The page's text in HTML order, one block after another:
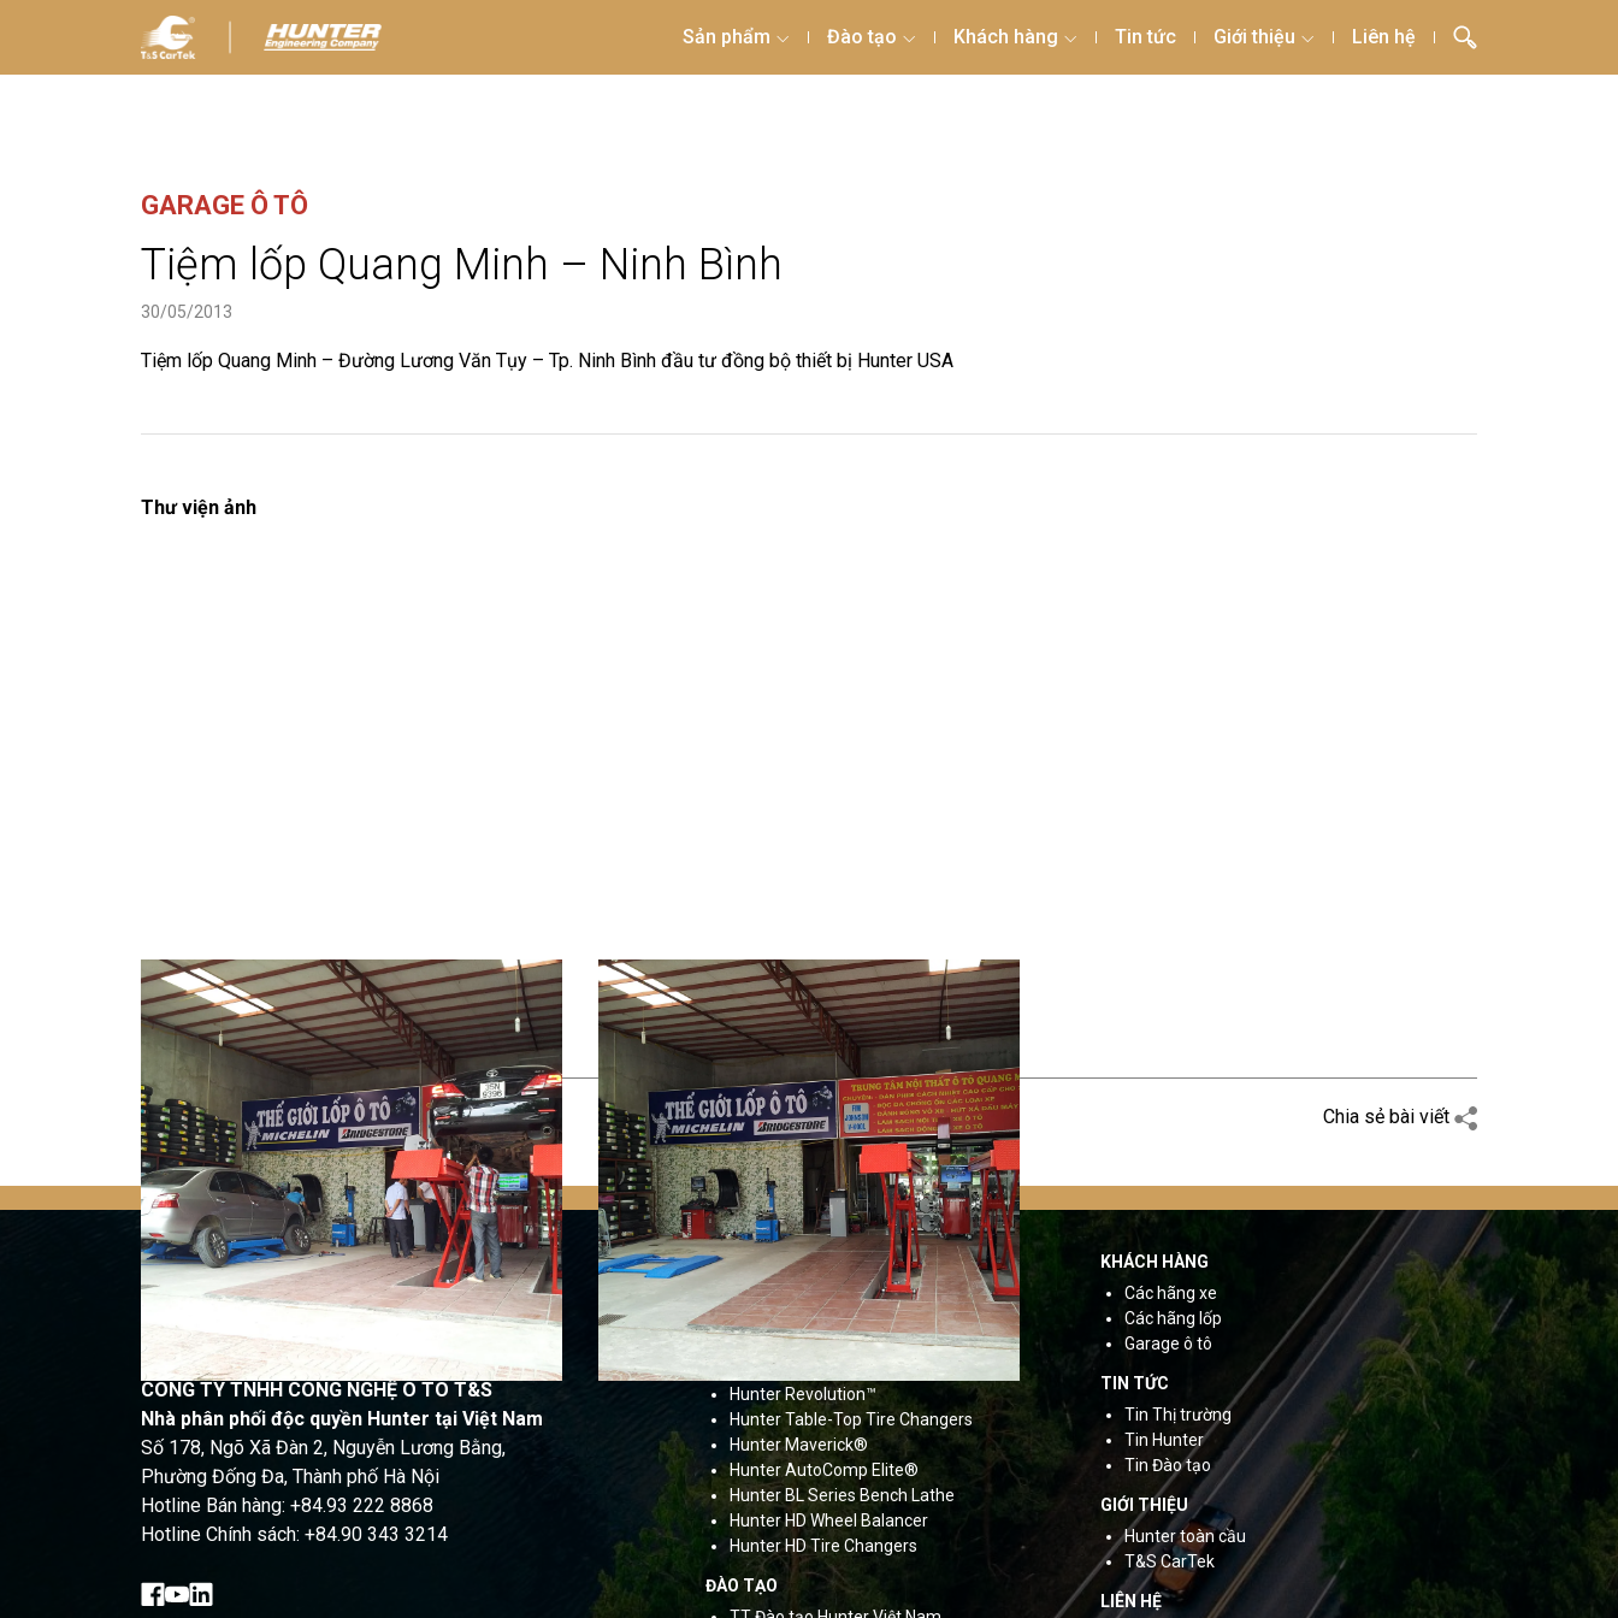
Sản phẩm Đào tạo Khách hàng Tin tức Giới thiệu Liên hệ
GARAGE Ô TÔ
Tiệm lốp Quang Minh – Ninh Bình
30/05/2013
Tiệm lốp Quang Minh – Đường Lương Văn Tụy – Tp. Ninh Bình đầu tư đồng bộ thiết bị Hunter USA
Thư viện ảnh
Quay trở lại Chia sẻ bài viết
CÔNG TY TNHH CÔNG NGHỆ Ô TÔ T&S
Nhà phân phối độc quyền Hunter tại Việt Nam
Số 178, Ngõ Xã Đàn 2, Nguyễn Lương Bằng,
Phường Đống Đa, Thành phố Hà Nội
Hotline Bán hàng: +84.93 222 8868
Hotline Chính sách: +84.90 343 3214
SẢN PHẨM
Hunter HawkEye Elite®
Hunter HawkEye® XL
Hunter Road Force®Elite
Hunter SmartWeight® HN
Hunter Revolution™
Hunter Table-Top Tire Changers
Hunter Maverick®
Hunter AutoComp Elite®
Hunter BL Series Bench Lathe
Hunter HD Wheel Balancer
Hunter HD Tire Changers
ĐÀO TẠO
KHÁCH HÀNG
Các hãng xe
Các hãng lốp
Garage ô tô
TIN TỨC
Tin Thị trường
Tin Hunter
Tin Đào tạo
GIỚI THIỆU
Hunter toàn cầu
T&S CarTek
LIÊN HỆ